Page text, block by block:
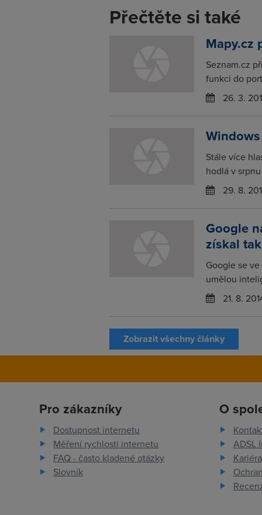
Přečtěte si také
Mapy.cz
Seznam.cz
funkci do
26. 3.
Stále více
hodlá v
29. 8.
Google
získal
Google se
umělou
21. 8.
Zobrazit všechny články
Pro zákazníky
Dostupnost internetu
Měření rychlosti internetu
FAQ - často kladené otázky
Slovník
O
ADSL
Kariéra